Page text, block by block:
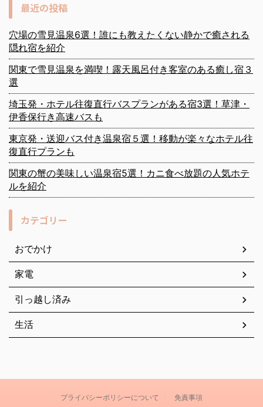
最近の投稿
穴場の雪見温泉6選！誰にも教えたくない静かで癒される
隠れ宿を紹介
関東で雪見温泉を満喫！露天風呂付き客室のある癒し宿３
選
埼玉発・ホテル往復直行バスプランがある宿3選！草津・
伊香保行き高速バスも
東京発・送迎バス付き温泉宿５選！移動が楽々なホテル往
復直行プランも
関東の蟹の美味しい温泉宿5選！カニ食べ放題の人気ホテ
ルを紹介
カテゴリー
おでかけ
家電
引っ越し済み
生活
プライバシーポリシーについて 免責事項